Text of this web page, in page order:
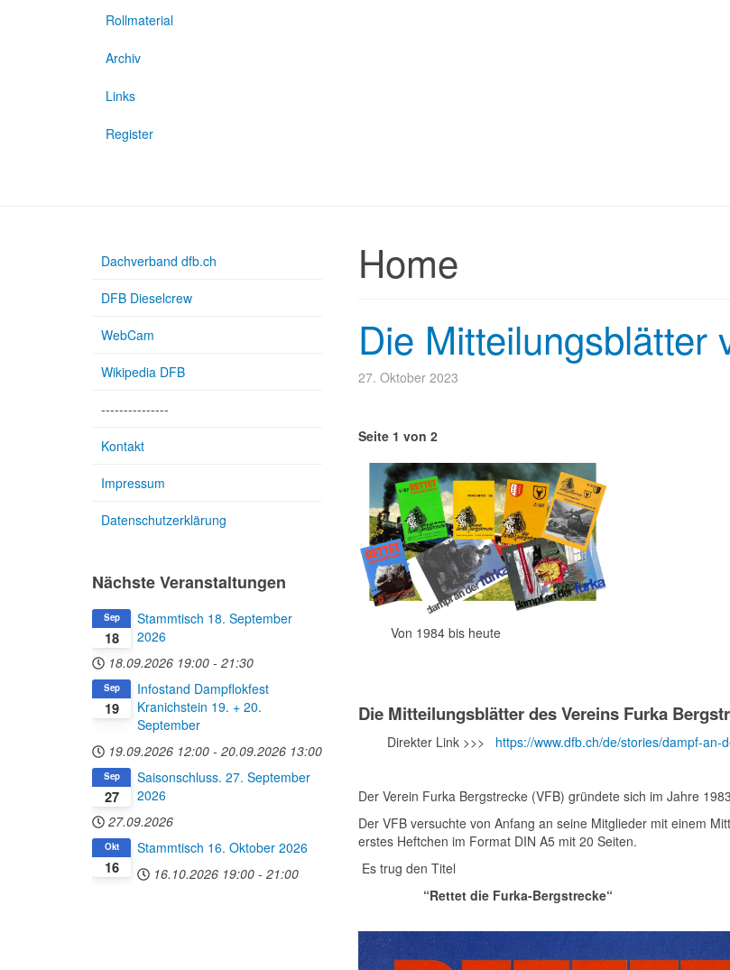
Rollmaterial
Archiv
Links
Register
Home
Die Mitteilungsblätter
27. Oktober 2023
Seite 1 von 2
Von 1984 bis heute
Die Mitteilungsblätter des Vereins Furka
Direkter Link >>> https://www.dfb.ch/de/stories/dampf-an-
Der Verein Furka Bergstrecke (VFB) gründete sich im Jahre
Der VFB versuchte von Anfang an seine Mitglieder mit einem
erstes Heftchen im Format DIN A5 mit 20 Seiten.
Es trug den Titel
“Rettet die Furka-Bergstrecke“
Dachverband dfb.ch
DFB Dieselcrew
WebCam
Wikipedia DFB
---------------
Kontakt
Impressum
Datenschutzerklärung
Nächste Veranstaltungen
18
Sep
Stammtisch 18. September
2026
18.09.2026 19:00 - 21:30
19
Sep
Infostand Dampflokfest
Kranichstein 19. + 20.
September
19.09.2026 12:00 - 20.09.2026 13:00
27
Sep
Saisonschluss. 27. September
2026
27.09.2026
16
Okt
Stammtisch 16. Oktober 2026
16.10.2026 19:00 - 21:00